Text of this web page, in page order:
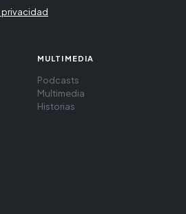
privacidad
MULTIMEDIA
Podcasts
Multimedia
Historias